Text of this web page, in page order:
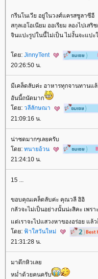
กรีนโนเวีย อยู่ในวงศ์แครสซูลาซีอี
สกุลเอโอเนียม ออเรียม ลองไปเสริ
จินแปะรูปในนี้ไม่เป็น ไม่งั้นจะแปะ
ดย: JinnyTent
20:26:50 น.
มีเคล็ดลับค่ะ อาหารทุกจานทานแ
อันนี้ถนัดมาก
ดย: วลีลักษณา
21:09:16 น.
น่าซดมากๆเลยครับ
ดย: ทนายอ้วน
21:24:10 น.
15 ...
ขอบคุณเคล็ดลับค่ะ คุณวลี อิอิ
กลัวจะไม่เป็นอย่างนั้นน่ะสิคะ เพรา
ต่เราจะไปแสวงหาของอร่อย แล้
ดย: ฟ้าใสวันใหม่
21:31:28 น.
มาดึกหิวเล
หม่ำด้วยคนครับ